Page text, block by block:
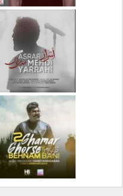
دانلود آهنگ جدید رضا
بهرام بنام نگار
دانلود آهنگ جدید مهدی
یراحی بنام اسرار